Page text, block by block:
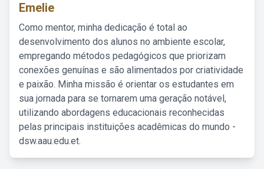
Emelie
Como mentor, minha dedicação é total ao
desenvolvimento dos alunos no ambiente escolar,
empregando métodos pedagógicos que priorizam
conexões genuínas e são alimentados por criatividade
e paixão. Minha missão é orientar os estudantes em
sua jornada para se tornarem uma geração notável,
utilizando abordagens educacionais reconhecidas
pelas principais instituições acadêmicas do mundo -
dsw.aau.edu.et.